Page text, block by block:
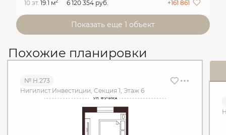
10 эт. 19.1 м 6 120 354 руб. +161 861
Показать еще 1 объект
Похожие планировки
№ Н.273
Нигилист.Инвестиции, Секция 1, Этаж 6